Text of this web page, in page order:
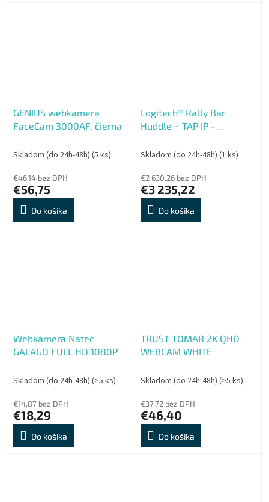
GENIUS webkamera
FaceCam 3000AF, čierna
Skladom (do 24h-48h) (5 ks)
€46,14 bez DPH
€56,75
Do košíka
Logitech® Rally Bar
Huddle + TAP IP -
Skladom (do 24h-48h) (1 ks)
€2 630,26 bez DPH
€3 235,22
Do košíka
Webkamera Natec
GALAGO FULL HD 1080P
Skladom (do 24h-48h) (>5 ks)
€14,87 bez DPH
€18,29
Do košíka
TRUST TOMAR 2K QHD
WEBCAM WHITE
Skladom (do 24h-48h) (>5 ks)
€37,72 bez DPH
€46,40
Do košíka